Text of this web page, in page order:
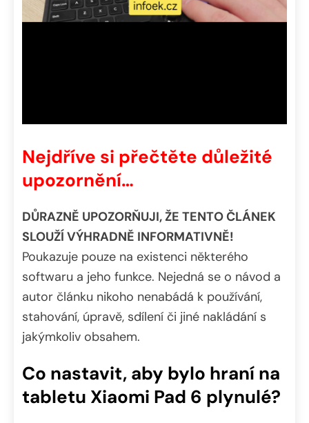
Nejdříve si přečtěte důležité
upozornění…
DŮRAZNĚ UPOZORŇUJI, ŽE TENTO ČLÁNEK
SLOUŽÍ VÝHRADNĚ INFORMATIVNĚ!
Poukazuje pouze na existenci některého
softwaru a jeho funkce. Nejedná se o návod a
autor článku nikoho nenabádá k používání,
stahování, úpravě, sdílení či jiné nakládání s
jakýmkoliv obsahem.
Co nastavit, aby bylo hraní na
tabletu Xiaomi Pad 6 plynulé?